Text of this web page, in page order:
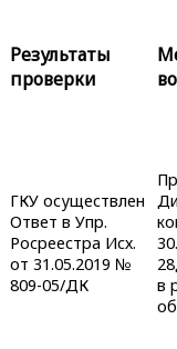
Результаты
проверки
ГКУ осуществлен
Ответ в Упр.
Росреестра Исх.
от 31.05.2019 №
809-05/ДК
в